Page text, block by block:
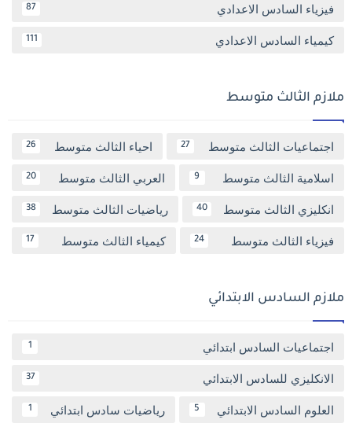
فيزياء السادس الاعدادي 87
كيمياء السادس الاعدادي 111
ملازم الثالث متوسط
اجتماعيات الثالث متوسط 27 احياء الثالث متوسط 26
اسلامية الثالث متوسط 9 العربي الثالث متوسط 20
انكليزي الثالث متوسط 40 رياضيات الثالث متوسط 38
فيزياء الثالث متوسط 24 كيمياء الثالث متوسط 17
ملازم السادس الابتدائي
اجتماعيات السادس ابتدائي 1
الانكليزي للسادس الابتدائي 37
العلوم السادس الابتدائي 5 رياضيات سادس ابتدائي 1